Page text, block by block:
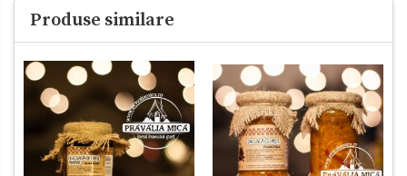
Produse similare